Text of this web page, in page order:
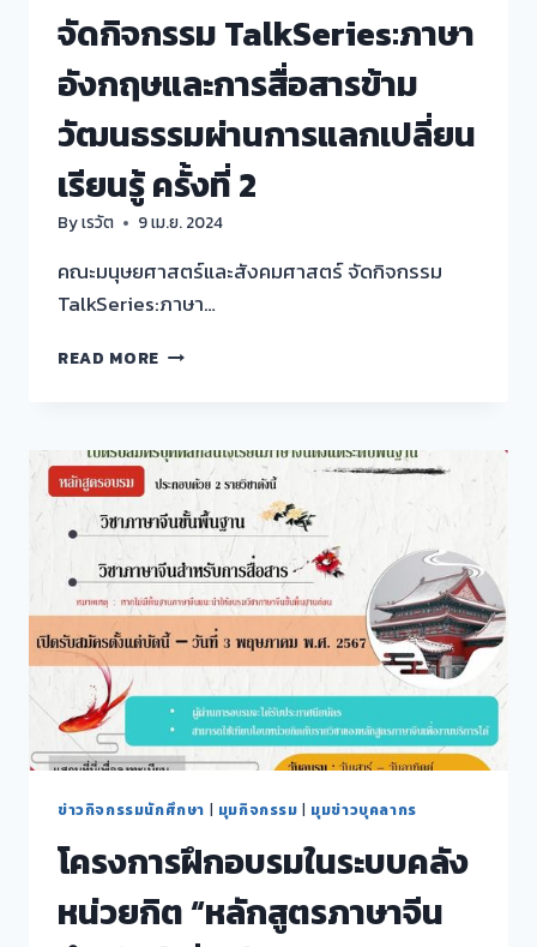
จัดกิจกรรม TalkSeries:ภาษา
อังกฤษและการสื่อสารข้าม
วัฒนธรรมผ่านการแลกเปลี่ยน
เรียนรู้ ครั้งที่ 2
Byเรวัต 9 เม.ย. 2024
คณะมนุษยศาสตร์และสังคมศาสตร์ จัดกิจกรรม
TalkSeries:ภาษา…
READ MORE จัด
และ
การ
ข้าม
วัฒนธรรม
ผ่าน
การ
แลก
เปลี่ยน
รู้
ครั้ง
ที่
ข่าวกิจกรรมนักศึกษา | มุมกิจกรรม | มุมข่าวบุคลากร
โครงการฝึกอบรมในระบบคลัง
หน่วยกิต “หลักสูตรภาษาจีน